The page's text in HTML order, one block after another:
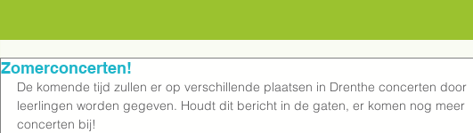
Zomerconcerten!
De komende tijd zullen er op verschillende plaatsen in Drenthe concerten door
leerlingen worden gegeven. Houdt dit bericht in de gaten, er komen nog meer
concerten bij!